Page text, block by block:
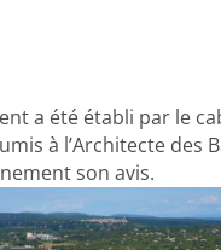
a été établi par le
à l’Architecte des
son avis.